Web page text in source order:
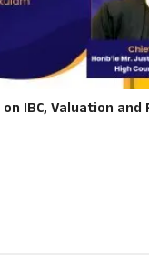
on IBC, Valuation